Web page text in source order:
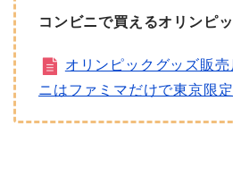
コンビニで買えるオリンピ
オリンピックグッズ販
ニはファミマだけで東京限